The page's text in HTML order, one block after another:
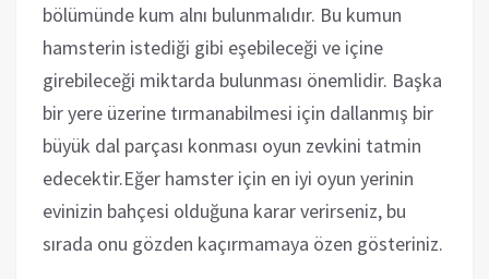
bölümünde kum alnı bulunmalıdır. Bu kumun
hamsterin istediği gibi eşebileceği ve içine
girebileceği miktarda bulunması önemlidir. Başka
bir yere üzerine tırmanabilmesi için dallanmış bir
büyük dal parçası konması oyun zevkini tatmin
edecektir.Eğer hamster için en iyi oyun yerinin
evinizin bahçesi olduğuna karar verirseniz, bu
sırada onu gözden kaçırmamaya özen gösteriniz.